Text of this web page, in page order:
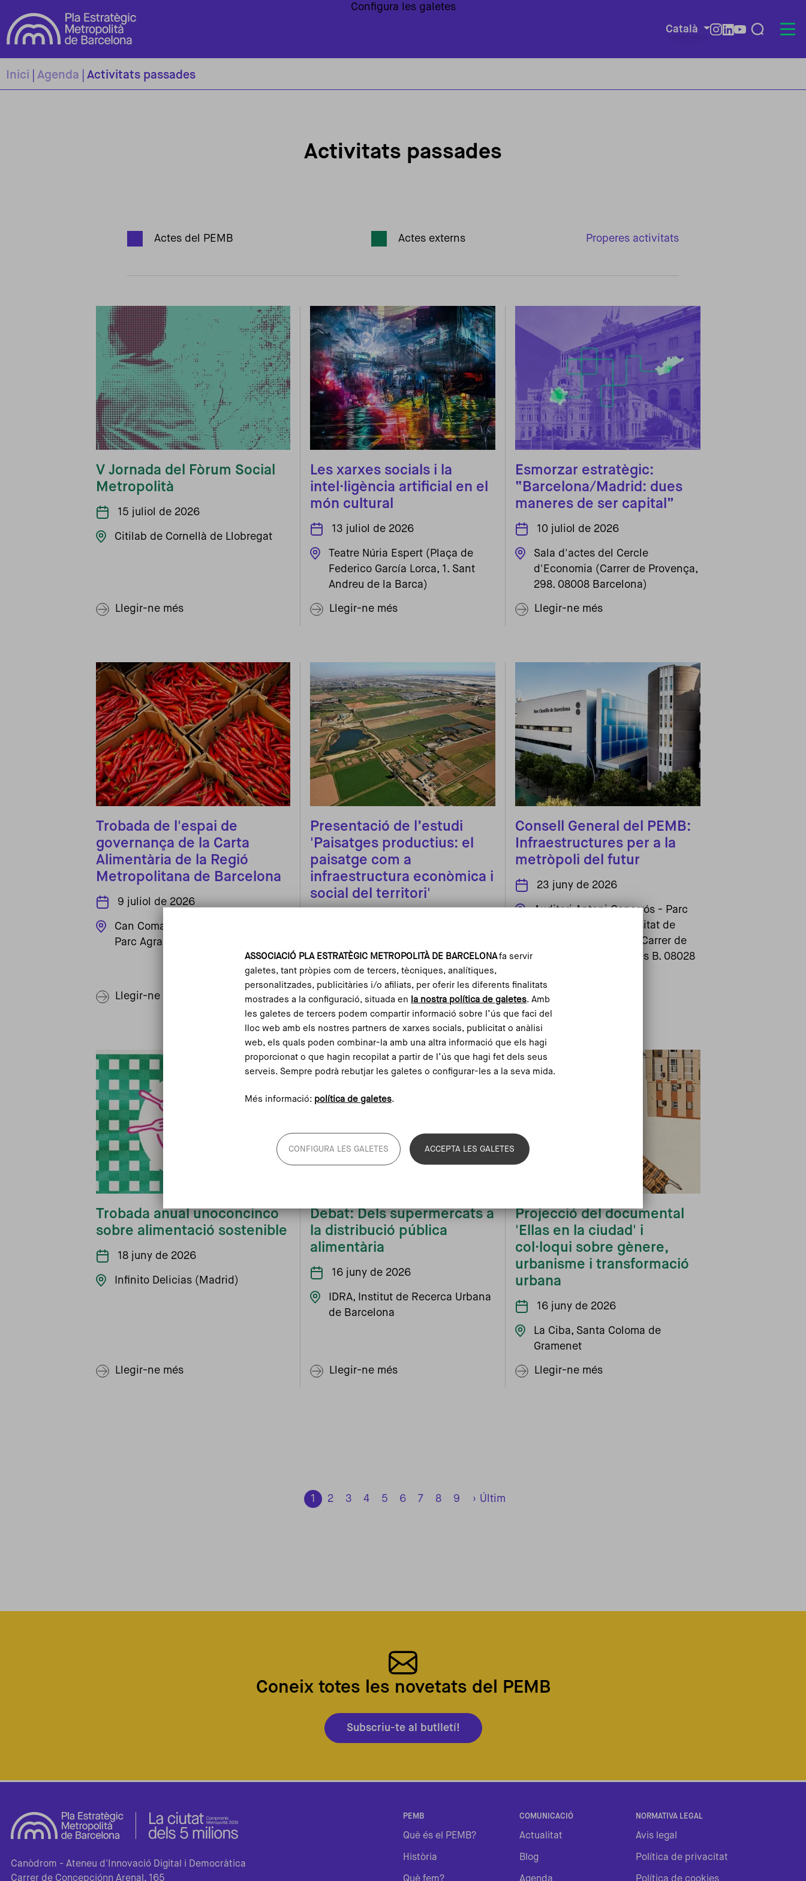
Català Redes
Inici Agenda Activitats passades
Activitats passades
Actes del PEMB Actes externs Properes activitats
V Jornada del Fòrum Social
Metropolità
15 juliol de 2026
Citilab de Cornellà de Llobregat
Llegir-ne més
Les xarxes socials i la
intel·ligència artificial en el
món cultural
13 juliol de 2026
Teatre Núria Espert (Plaça de
Federico García Lorca, 1. Sant
Andreu de la Barca)
Llegir-ne més
Esmorzar estratègic:
“Barcelona/Madrid: dues
maneres de ser capital”
10 juliol de 2026
Sala d'actes del Cercle
d'Economia (Carrer de Provença,
298. 08008 Barcelona)
Llegir-ne més
Trobada de l'espai de
governança de la Carta
Alimentària de la Regió
Metropolitana de Barcelona
9 juliol de 2026
Can Comas, seu del Consorci del
Parc Agrari del Baix Llobregat
Llegir-ne més
Presentació de l’estudi
'Paisatges productius: el
paisatge com a
infraestructura econòmica i
social del territori'
Llegir-ne més
Consell General del PEMB:
Infraestructures per a la
metròpoli del futur
23 juny de 2026
Auditori Antoni Caparrós - Parc
Científic de la Universitat de
Barcelona (PCB-UB). Carrer de
Baldiri Reixac, 4, accés B. 08028
Llegir-ne més
Trobada anual unoconcinco
sobre alimentació sostenible
18 juny de 2026
Infinito Delicias (Madrid)
Llegir-ne més
Debat: Dels supermercats a
la distribució pública
alimentària
16 juny de 2026
IDRA, Institut de Recerca Urbana
de Barcelona
Llegir-ne més
Projecció del documental
'Ellas en la ciudad' i
col·loqui sobre gènere,
urbanisme i transformació
urbana
16 juny de 2026
La Ciba, Santa Coloma de
Gramenet
Llegir-ne més
1 2 3 4 5 6 7 8 9 › Últim
Coneix totes les novetats del PEMB
Subscriu-te al butlletí!
Canòdrom - Ateneu d'Innovació Digital i Democràtica
Carrer de Concepciónn Arenal, 165
PEMB
Què és el PEMB?
Història
COMUNICACIÓ
Actualitat
Blog
NORMATIVA LEGAL
Avis legal
Política de privacitat
Configura les galetes
ASSOCIACIÓ PLA ESTRATÈGIC METROPOLITÀ DE BARCELONAfa servir
galetes, tant pròpies com de tercers, tècniques, analítiques,
personalitzades, publicitàries i/o afiliats, per oferir les diferents finalitats
mostrades a la configuració, situada en la nostra política de galetes. Amb
les galetes de tercers podem compartir informació sobre l’ús que faci del
lloc web amb els nostres partners de xarxes socials, publicitat o anàlisi
web, els quals poden combinar-la amb una altra informació que els hagi
proporcionat o que hagin recopilat a partir de l’ús que hagi fet dels seus
serveis. Sempre podrà rebutjar les galetes o configurar-les a la seva mida.
Més informació: política de galetes.
CONFIGURA LES GALETES ACCEPTA LES GALETES